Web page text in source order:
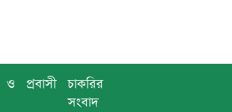
প্রবাসী
চাকরির
সংবাদ